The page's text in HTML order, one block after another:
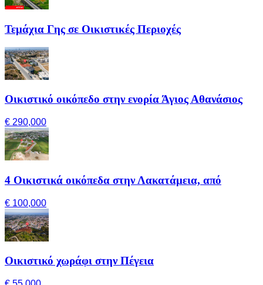
Τεμάχια Γης σε Οικιστικές Περιοχές
Οικιστικό οικόπεδο στην ενορία Άγιος Αθανάσιος
€ 290,000
4 Οικιστικά οικόπεδα στην Λακατάμεια, από
€ 100,000
Οικιστικό χωράφι στην Πέγεια